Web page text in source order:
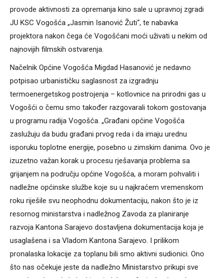
provode aktivnosti za opremanja kino sale u upravnoj zgradi
JU KSC Vogošća „Jasmin Isanović Žuti“, te nabavka
projektora nakon čega će Vogošćani moći uživati u nekim od
najnovijih filmskih ostvarenja.
Načelnik Općine Vogošća Migdad Hasanović je nedavno
potpisao urbanističku saglasnost za izgradnju
termoenergetskog postrojenja – kotlovnice na prirodni gas u
Vogošći o čemu smo također razgovarali tokom gostovanja
u programu radija Vogošća. „Građani općine Vogošća
zaslužuju da budu građani prvog reda i da imaju urednu
isporuku toplotne energije, posebno u zimskim danima. Ovo je
izuzetno važan korak u procesu rješavanja problema sa
grijanjem na području općine Vogošća, a moram pohvaliti i
nadležne općinske službe koje su u najkraćem vremenskom
roku riješile svu neophodnu dokumentaciju, nakon što je iz
resornog ministarstva i nadležnog Zavoda za planiranje
razvoja Kantona Sarajevo dostavljena dokumentacija koja je
usaglašena i sa Vladom Kantona Sarajevo. I prilikom
pronalaska lokacije za toplanu bili smo aktivni sudionici. Ono
što nas očekuje jeste da nadležno Ministarstvo prikupi sve